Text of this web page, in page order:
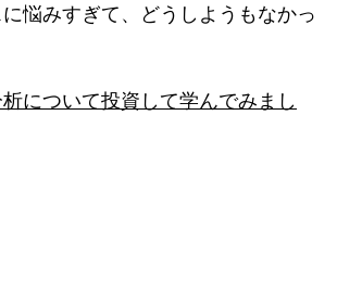
悩みすぎて、どうしようもなかっ
について投資して学んでみまし